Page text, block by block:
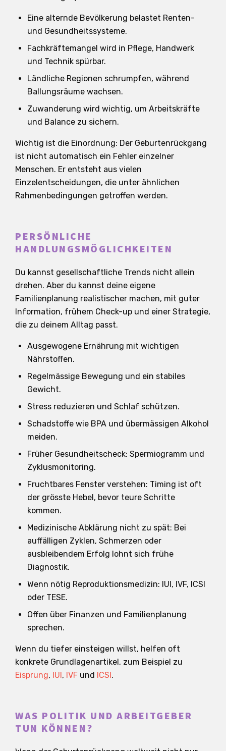
Eine alternde Bevölkerung belastet Renten-
und Gesundheitssysteme.
Fachkräftemangel wird in Pflege, Handwerk
und Technik spürbar.
Ländliche Regionen schrumpfen, während
Ballungsräume wachsen.
Zuwanderung wird wichtig, um Arbeitskräfte
und Balance zu sichern.
Wichtig ist die Einordnung: Der Geburtenrückgang
ist nicht automatisch ein Fehler einzelner
Menschen. Er entsteht aus vielen
Einzelentscheidungen, die unter ähnlichen
Rahmenbedingungen getroffen werden.
PERSÖNLICHE
HANDLUNGSMÖGLICHKEITEN
Du kannst gesellschaftliche Trends nicht allein
drehen. Aber du kannst deine eigene
Familienplanung realistischer machen, mit guter
Information, frühem Check-up und einer Strategie,
die zu deinem Alltag passt.
Ausgewogene Ernährung mit wichtigen
Nährstoffen.
Regelmässige Bewegung und ein stabiles
Gewicht.
Stress reduzieren und Schlaf schützen.
Schadstoffe wie BPA und übermässigen Alkohol
meiden.
Früher Gesundheitscheck: Spermiogramm und
Zyklusmonitoring.
Fruchtbares Fenster verstehen: Timing ist oft
der grösste Hebel, bevor teure Schritte
kommen.
Medizinische Abklärung nicht zu spät: Bei
auffälligen Zyklen, Schmerzen oder
ausbleibendem Erfolg lohnt sich frühe
Diagnostik.
Wenn nötig Reproduktionsmedizin: IUI, IVF, ICSI
oder TESE.
Offen über Finanzen und Familienplanung
sprechen.
Wenn du tiefer einsteigen willst, helfen oft
konkrete Grundlagenartikel, zum Beispiel zu
Eisprung, IUI, IVF und ICSI.
WAS POLITIK UND ARBEITGEBER
TUN KÖNNEN?